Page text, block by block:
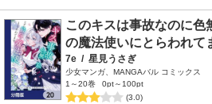
このキスは事故なのに色
の魔法使いにとらわれて
7e / 星見うさぎ
少女マンガ、MANGAバル コミックス
1～20巻
0pt～100pt
(3.0)